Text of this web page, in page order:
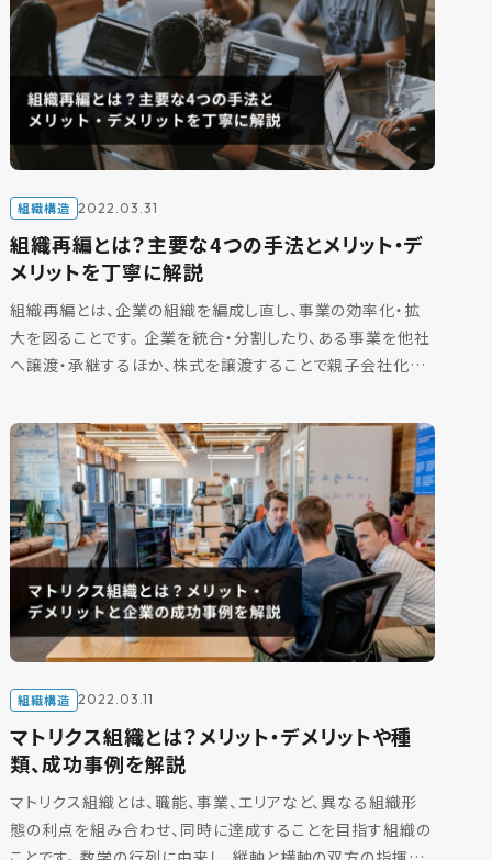
組織構造 2022.03.31
組織再編とは？主要な4つの手法とメリット・デ
メリットを丁寧に解説
組織再編とは、企業の組織を編成し直し、事業の効率化・拡
大を図ることです。 企業を統合・分割したり、ある事業を他社
へ譲渡・承継するほか、株式を譲渡することで親子会社化す
[…]
組織構造 2022.03.11
マトリクス組織とは？メリット・デメリットや種
類、成功事例を解説
マトリクス組織とは、職能、事業、エリアなど、異なる組織形
態の利点を組み合わせ、同時に達成することを目指す組織の